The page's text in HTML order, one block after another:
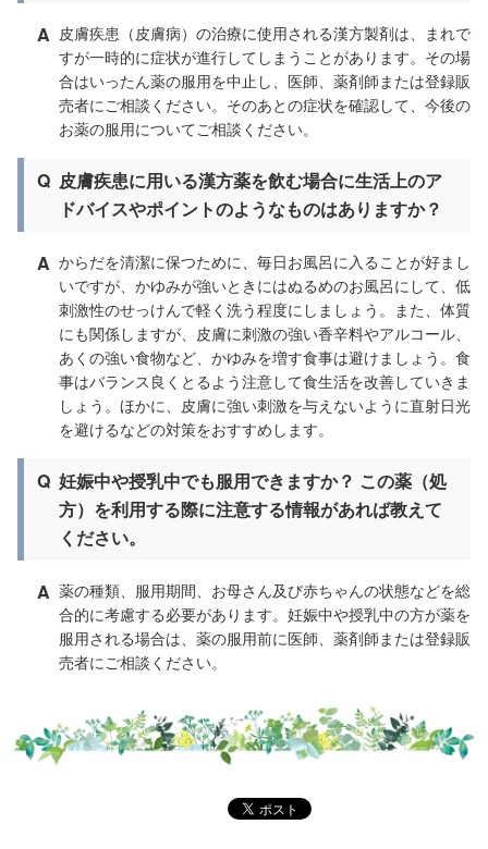
A 皮膚疾患（皮膚病）の治療に使用される漢方製剤は、まれで
すが一時的に症状が進行してしまうことがあります。その場
合はいったん薬の服用を中止し、医師、薬剤師または登録販
売者にご相談ください。そのあとの症状を確認して、今後の
お薬の服用についてご相談ください。
Q 皮膚疾患に用いる漢方薬を飲む場合に生活上のア
ドバイスやポイントのようなものはありますか？
A からだを清潔に保つために、毎日お風呂に入ることが好まし
いですが、かゆみが強いときにはぬるめのお風呂にして、低
刺激性のせっけんで軽く洗う程度にしましょう。また、体質
にも関係しますが、皮膚に刺激の強い香辛料やアルコール、
あくの強い食物など、かゆみを増す食事は避けましょう。食
事はバランス良くとるよう注意して食生活を改善していきま
しょう。ほかに、皮膚に強い刺激を与えないように直射日光
を避けるなどの対策をおすすめします。
Q 妊娠中や授乳中でも服用できますか？ この薬（処
方）を利用する際に注意する情報があれば教えて
ください。
A 薬の種類、服用期間、お母さん及び赤ちゃんの状態などを総
合的に考慮する必要があります。妊娠中や授乳中の方が薬を
服用される場合は、薬の服用前に医師、薬剤師または登録販
売者にご相談ください。